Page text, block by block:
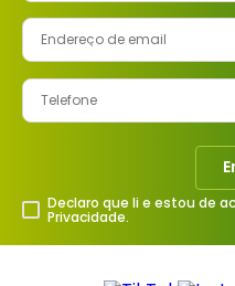
Declaro que li e estou de
Privacidade.